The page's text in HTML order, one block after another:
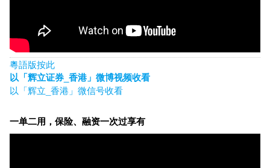
粵語版按此
以「辉立证券_香港」微博视频收看
以「辉立_香港」微信号收看
一单二用，保险、融资一次过享有